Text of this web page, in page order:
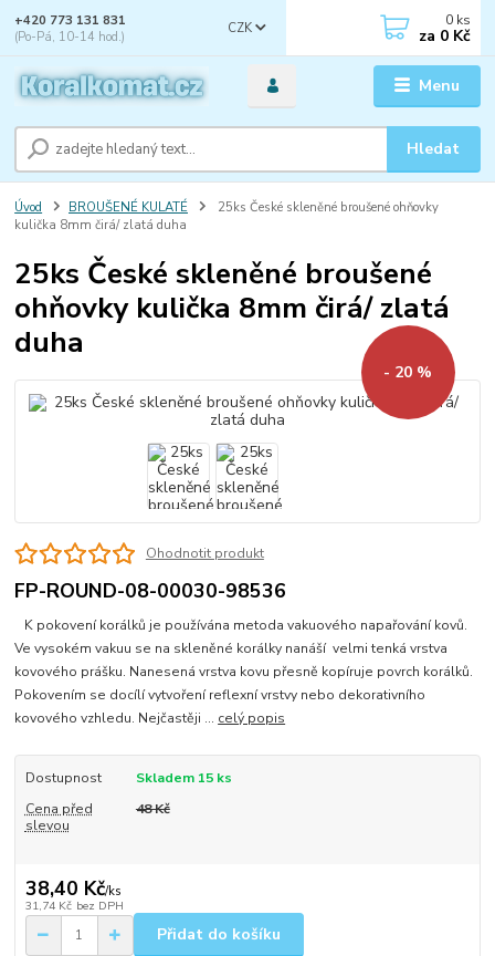
Menu
CZK
Hledat
+420 773 131 831
(Po-Pá, 10-14 hod.)
0 ks
za 0 Kč
Úvod BROUŠENÉ KULATÉ
25ks České skleněné broušené ohňovky
kulička 8mm čirá/ zlatá duha
25ks České skleněné broušené
ohňovky kulička 8mm čirá/ zlatá
duha
- 20 %
Ohodnotit produkt
FP-ROUND-08-00030-98536
K pokovení korálků je používána metoda vakuového napařování kovů.
Ve vysokém vakuu se na skleněné korálky nanáší velmi tenká vrstva
kovového prášku. Nanesená vrstva kovu přesně kopíruje povrch korálků.
Pokovením se docílí vytvoření reflexní vrstvy nebo dekorativního
kovového vzhledu. Nejčastěji ... celý popis
Dostupnost
Skladem 15 ks
Cena před
slevou
48 Kč
38,40 Kč/ks
31,74 Kč bez DPH
Přidat do košíku